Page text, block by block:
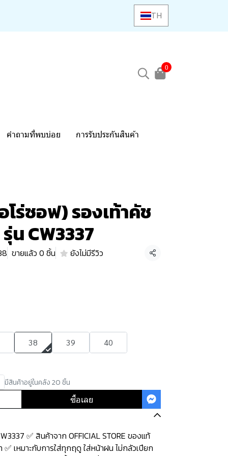
TH
0
คำถามที่พบบ่อย การรับประกันสินค้า
ร่ซอฟ) รองเท้าคัช
น CW3337
ขายแล้ว 0 ชิ้น ยังไม่มีรีวิว แชร์
38 39
40
มีสินค้าอยู่ในคลัง 20 ชิ้น
ซื้อเลย
✅ สินค้าจาก OFFICIAL STORE ของแท้
✅ เหมาะกับการใส่ทุกฤดู ใส่หน้าฝน ไม่กลัวเปียก